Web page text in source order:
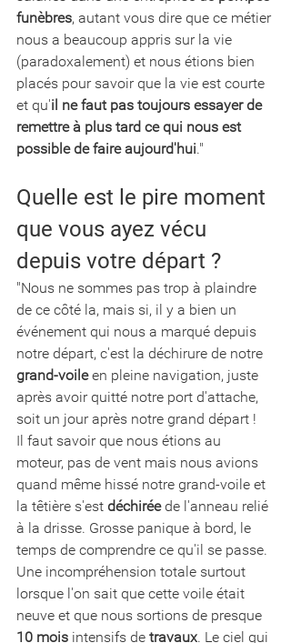
funèbres, autant vous dire que ce métier
nous a beaucoup appris sur la vie
(paradoxalement) et nous étions bien
placés pour savoir que la vie est courte
et qu'il ne faut pas toujours essayer de
remettre à plus tard ce qui nous est
possible de faire aujourd'hui."
Quelle est le pire moment
que vous ayez vécu
depuis votre départ ?
"Nous ne sommes pas trop à plaindre
de ce côté la, mais si, il y a bien un
événement qui nous a marqué depuis
notre départ, c'est la déchirure de notre
grand-voile en pleine navigation, juste
après avoir quitté notre port d'attache,
soit un jour après notre grand départ !
Il faut savoir que nous étions au
moteur, pas de vent mais nous avions
quand même hissé notre grand-voile et
la têtière s'est déchirée de l'anneau relié
à la drisse. Grosse panique à bord, le
temps de comprendre ce qu'il se passe.
Une incompréhension totale surtout
lorsque l'on sait que cette voile était
neuve et que nous sortions de presque
10 mois intensifs de travaux. Le ciel qui